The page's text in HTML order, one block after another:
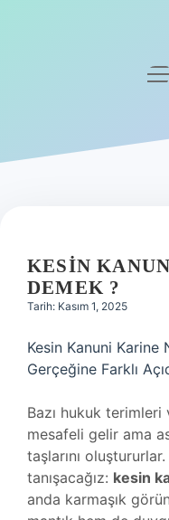
Hakkımızda
KESIN
DEMEK ?
Tarih: Kasım 1, 2025
Kesin Kanuni Karine
Gerçeğine Farklı
Bazı hukuk
mesafeli gelir ama
taşlarını
tanışacağız: kesin
anda karmaşık